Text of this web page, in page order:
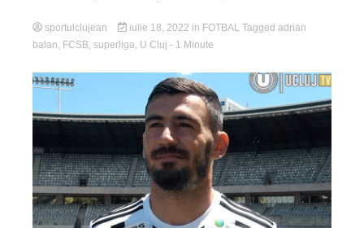
sportulclujean iulie 18, 2022 in FOTBAL Tagged adrian
balan FCSB superliga U Cluj - 1 Minute